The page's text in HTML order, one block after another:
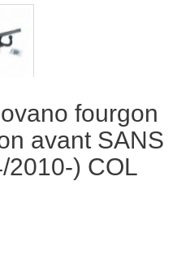
fourgon
avant SANS
2010-) COL